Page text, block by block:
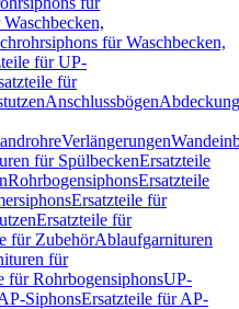
für Waschbecken,
für UP-
für
Anschlussbögen
Verlängerungen
für SpülbeckenErsatzteile
RohrbogensiphonsErsatzteile
Ersatzteile für
Ersatzteile für
für ZubehörAblaufgarnituren
für
für RohrbogensiphonsUP-
SiphonsErsatzteile für AP-